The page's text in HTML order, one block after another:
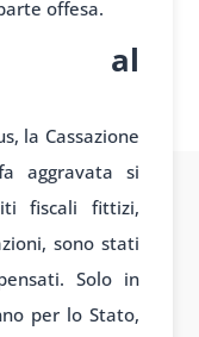
offesa.
al
la Cassazione
aggravata si
fiscali fittizi,
sono stati
Solo in
per lo Stato,